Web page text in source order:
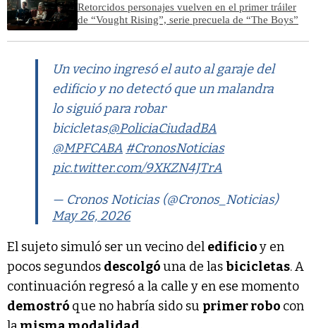
Retorcidos personajes vuelven en el primer tráiler
de “Vought Rising”, serie precuela de “The Boys”
Un vecino ingresó el auto al garaje del
edificio y no detectó que un malandra
lo siguió para robar
bicicletas@PoliciaCiudadBA
@MPFCABA #CronosNoticias
pic.twitter.com/9XKZN4JTrA
— Cronos Noticias (@Cronos_Noticias)
May 26, 2026
El sujeto simuló ser un vecino del edificioy en
pocos segundos descolgóuna de lasbicicletas. A
continuación regresó a la calle y en ese momento
demostró que no habría sido su primer robo con